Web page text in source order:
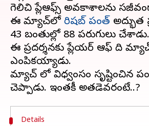
గెలిచి ప్లేఆఫ్స్‌ అవకాశాలను
ఈ మ్యాచ్‌లో రిషబ్ పంత్ అద్భుత
43 బంతుల్లో 88 పరుగులు చేశాడు.
ఈ ప్రదర్శనకు ప్లేయర్ ఆఫ్ ది
ఎంపికయ్యాడు.
మ్యాచ్ లో విధ్వంసం సృష్టించిన
Details